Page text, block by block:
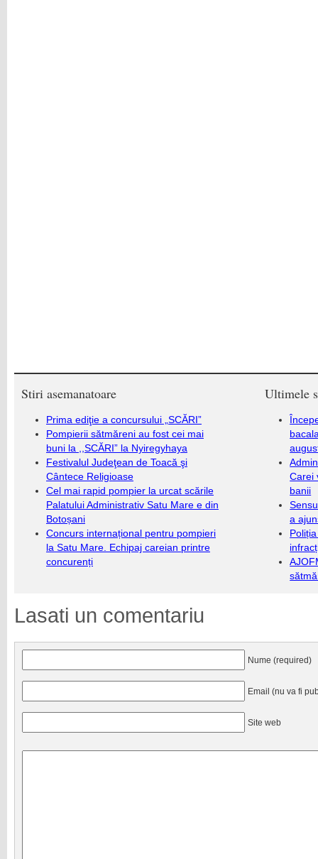
Stiri asemanatoare
Prima ediţie a concursului „SCĂRI”
Pompierii sătmăreni au fost cei mai
buni la ,,SCĂRI” la Nyiregyhaya
Festivalul Judeţean de Toacă şi
Cântece Religioase
Cel mai rapid pompier la urcat scările
Palatului Administrativ Satu Mare e din
Botoșani
Concurs internațional pentru pompieri
la Satu Mare. Echipaj careian printre
concurenți
Ultimele
Carei
banii
a
Lasati un comentariu
Nume (required)
Email (nu va fi
Site web